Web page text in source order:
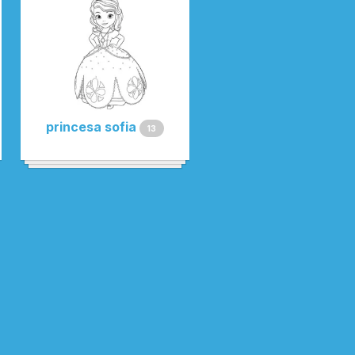
princesa sofia 13